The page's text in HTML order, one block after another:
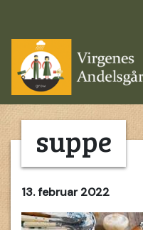
suppe
13. februar 2022